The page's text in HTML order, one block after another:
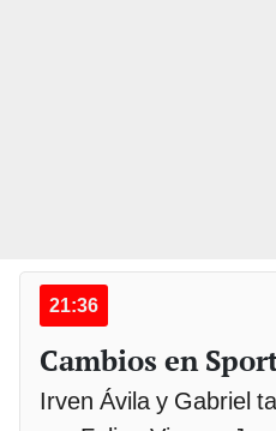
21:36
Cambios en
Irven Ávila y Gabriel